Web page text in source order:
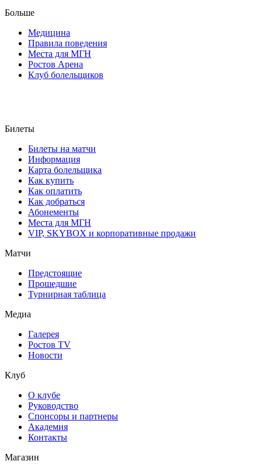
Больше
Медицина
Правила поведения
Места для МГН
Ростов Арена
Клуб болельщиков
Билеты
Билеты на матчи
Информация
Карта болельщика
Как купить
Как оплатить
Как добраться
Абонементы
Места для МГН
VIP, SKYBOX и корпоративные продажи
Матчи
Предстоящие
Прошедшие
Турнирная таблица
Медиа
Галерея
Ростов TV
Новости
Клуб
О клубе
Руководство
Спонсоры и партнеры
Академия
Контакты
Магазин